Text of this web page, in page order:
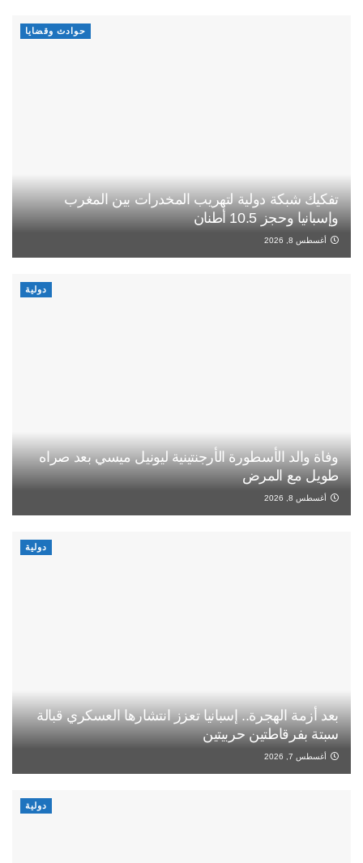
حوادث وقضايا
تفكيك شبكة دولية لتهريب المخدرات بين المغرب
وإسبانيا وحجز 10.5 أطنان
أغسطس 8, 2026
دولية
وفاة والد الأسطورة الأرجنتينية ليونيل ميسي بعد صراه
طويل مع المرض
أغسطس 8, 2026
دولية
بعد أزمة الهجرة.. إسبانيا تعزز انتشارها العسكري قبالة
سبتة بفرقاطتين حربيتين
أغسطس 7, 2026
دولية